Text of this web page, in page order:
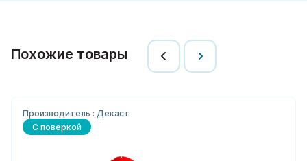
Похожие товары
Производитель : Декаст
С поверкой